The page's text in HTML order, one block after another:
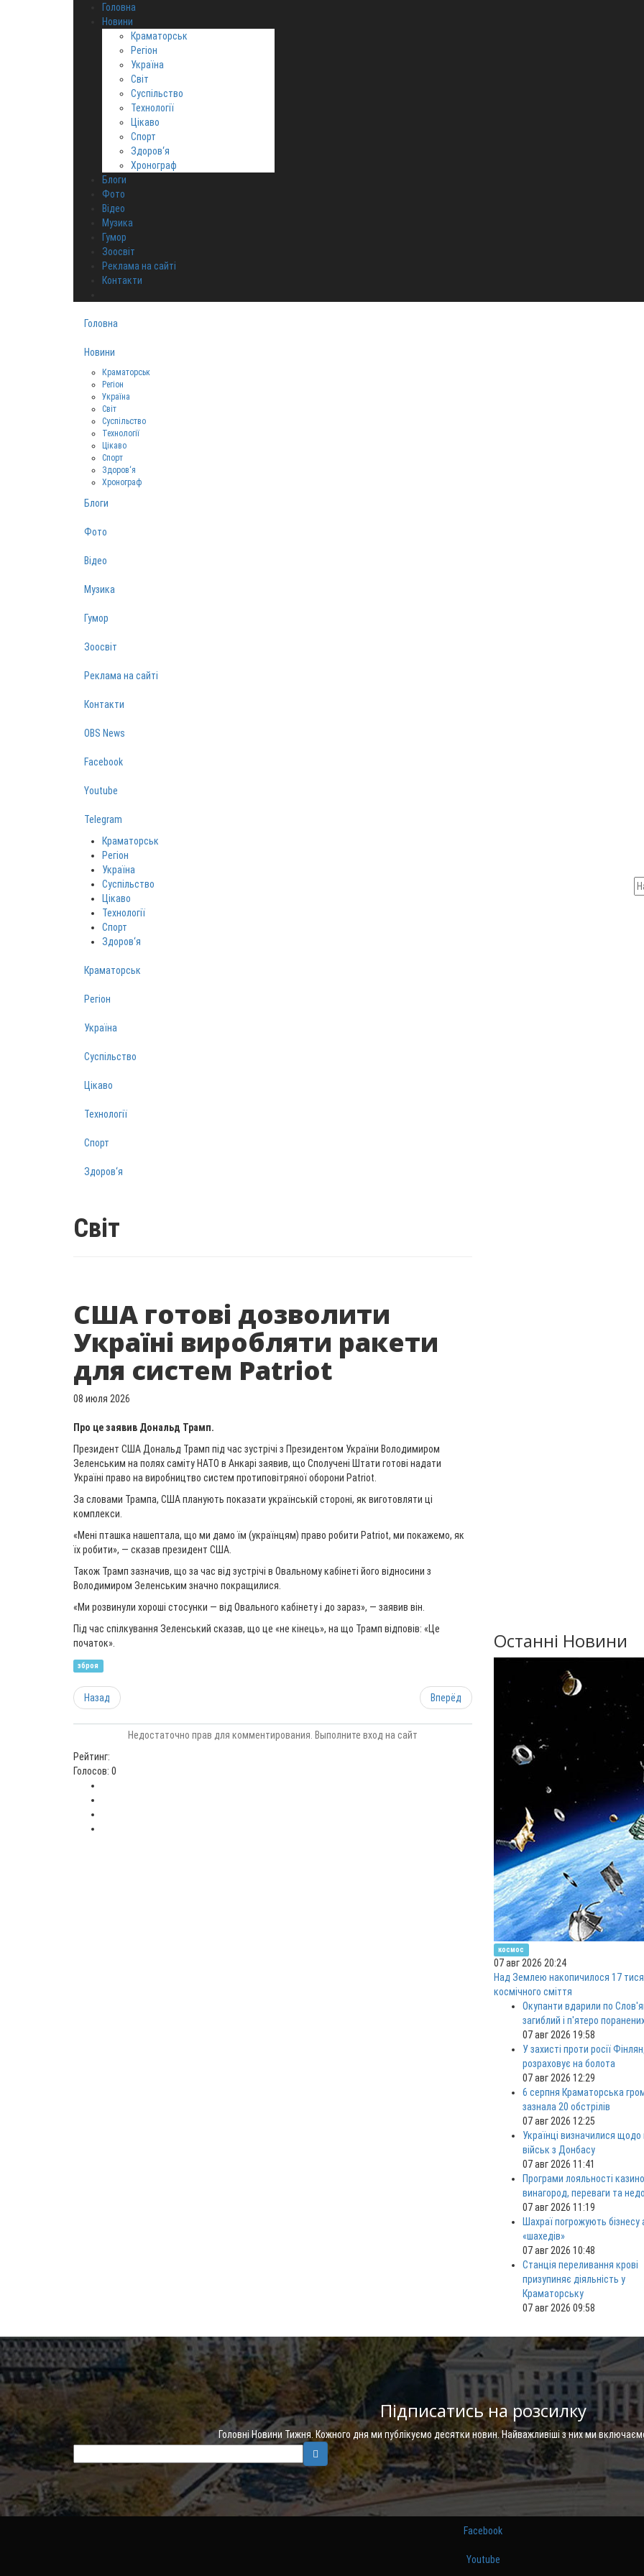
Головна
Новини
Краматорськ
Регіон
Україна
Світ
Суспільство
Технології
Цікаво
Спорт
Здоров‘я
Хронограф
Блоги
Фото
Відео
Музика
Гумор
Зоосвіт
Реклама на сайті
Контакти
Головна
Новини
Краматорськ
Регіон
Україна
Світ
Суспільство
Технології
Цікаво
Спорт
Здоров‘я
Хронограф
Блоги
Фото
Відео
Музика
Гумор
Зоосвіт
Реклама на сайті
Контакти
OBS News
Facebook
Youtube
Telegram
Краматорськ
Регіон
Україна
Суспільство
Цікаво
Технології
Спорт
Здоров‘я
Краматорськ
Регіон
Україна
Суспільство
Цікаво
Технології
Спорт
Здоров‘я
Світ
США готові дозволити
Україні виробляти ракети
для систем Patriot
08 июля 2026
Про це заявив Дональд Трамп.
Президент США Дональд Трамп під час зустрічі з Президентом України Володимиром
Зеленським на полях саміту НАТО в Анкарі заявив, що Сполучені Штати готові надати
Україні право на виробництво систем протиповітряної оборони Patriot.
За словами Трампа, США планують показати українській стороні, як виготовляти ці
комплекси.
«Мені пташка нашептала, що ми дамо їм (українцям) право робити Patriot, ми покажемо, як
їх робити», — сказав президент США.
Також Трамп зазначив, що за час від зустрічі в Овальному кабінеті його відносини з
Володимиром Зеленським значно покращилися.
«Ми розвинули хороші стосунки — від Овального кабінету і до зараз», — заявив він.
Під час спілкування Зеленський сказав, що це «не кінець», на що Трамп відповів: «Це
початок».
зброя
Назад Вперёд
Недостаточно прав для комментирования. Выполните вход на сайт
Рейтинг:
Голосов: 0
Останні Новини
космос
07 авг 2026 20:24
Над Землею накопичилося 17
космічного сміття
Окупанти вдарили по
загиблий і п'ятеро
07 авг 2026 19:58
У захисті проти росії
розраховує на болота
07 авг 2026 12:29
6 серпня Краматорська
зазнала 20 обстрілів
07 авг 2026 12:25
Українці визначилися щодо
військ з Донбасу
07 авг 2026 11:41
Програми лояльності
винагород, переваги та
07 авг 2026 11:19
Шахраї погрожують бізнесу
«шахедів»
07 авг 2026 10:48
Станція переливання крові
призупиняє діяльність у
Краматорську
07 авг 2026 09:58
Підписатись на розсилку
Головні Новини Тижня. Кожного дня ми публікуємо десятки новин. Найважливіші з них ми
Facebook
Youtube